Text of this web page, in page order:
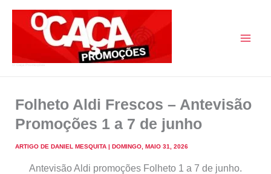
Folheto Aldi Frescos – Antevisão
Promoções 1 a 7 de junho
ARTIGO DE DANIEL MESQUITA | DOMINGO, MAIO 31, 2026
Antevisão Aldi promoções Folheto 1 a 7 de junho.